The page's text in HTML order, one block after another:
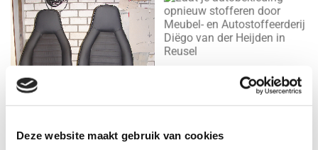
Deze website maakt gebruik van cookies